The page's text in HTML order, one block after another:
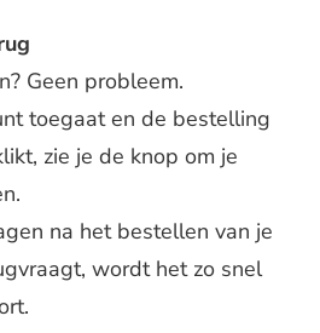
Geen probleem.
toegaat en de bestelling
zie je de knop om je
na het bestellen van je
wordt het zo snel